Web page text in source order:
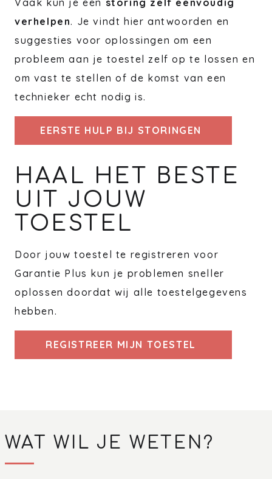
verhelpen. Je vindt hier antwoorden en
suggesties voor oplossingen om een
probleem aan je toestel zelf op te lossen en
om vast te stellen of de komst van een
technieker echt nodig is.
EERSTE HULP BIJ STORINGEN
HAAL HET BESTE
UIT JOUW
TOESTEL
Door jouw toestel te registreren voor
Garantie Plus kun je problemen sneller
oplossen doordat wij alle toestelgegevens
hebben.
REGISTREER MIJN TOESTEL
WAT WIL JE WETEN?